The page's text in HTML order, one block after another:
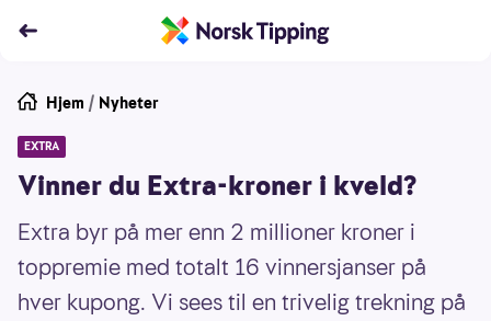
Hjem / Nyheter
EXTRA
Vinner du Extra-kroner i kveld?
Extra byr på mer enn 2 millioner kroner i
toppremie med totalt 16 vinnersjanser på
hver kupong. Vi sees til en trivelig trekning på